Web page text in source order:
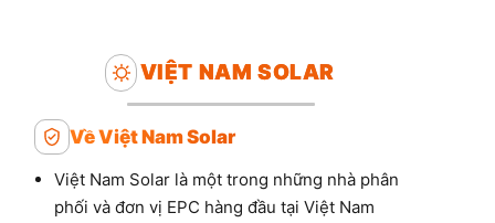
VIỆT NAM SOLAR
Về Việt Nam Solar
Việt Nam Solar là một trong những nhà phân
phối và đơn vị EPC hàng đầu tại Việt Nam